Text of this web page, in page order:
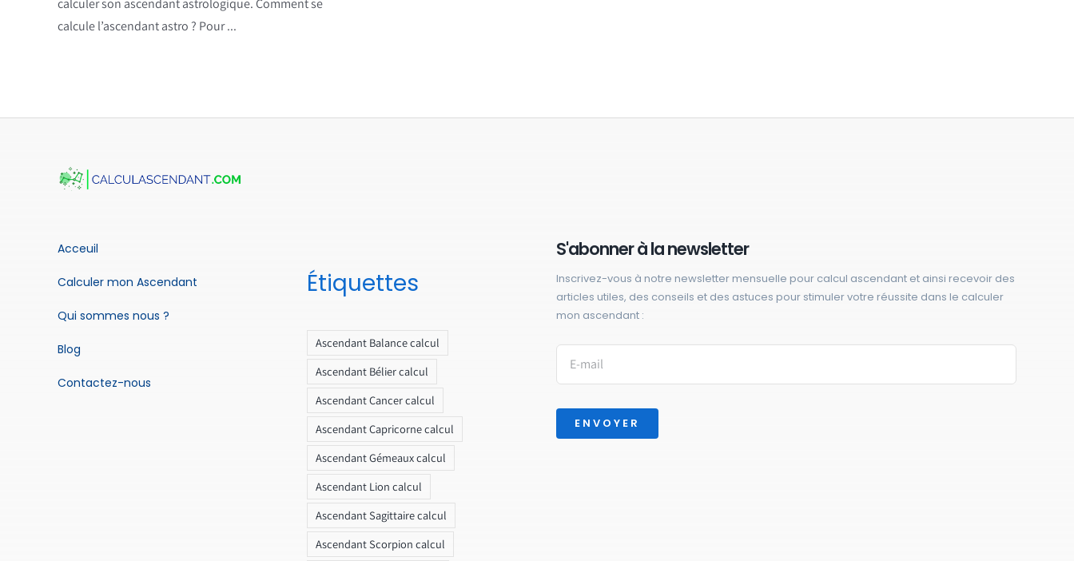
calculer son ascendant astrologique. Comment se
calcule l’ascendant astro ? Pour ...
Acceuil
Calculer mon Ascendant
Qui sommes nous ?
Blog
Contactez-nous
Étiquettes
Ascendant Balance calcul
Ascendant Bélier calcul
Ascendant Cancer calcul
Ascendant Capricorne calcul
Ascendant Gémeaux calcul
Ascendant Lion calcul
Ascendant Sagittaire calcul
Ascendant Scorpion calcul
S'abonner à la newsletter
Inscrivez-vous à notre newsletter mensuelle pour calcul ascendant et ainsi recevoir des
articles utiles, des conseils et des astuces pour stimuler votre réussite dans le calculer
mon ascendant :
ENVOYER